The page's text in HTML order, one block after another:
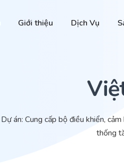
Giới thiệu Dịch Vụ
Dự án: Cung cấp bộ điều khiển,
thống